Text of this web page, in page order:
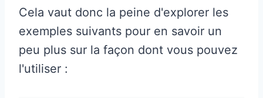
Cela vaut donc la peine d'explorer les
exemples suivants pour en savoir un
peu plus sur la façon dont vous pouvez
l'utiliser :